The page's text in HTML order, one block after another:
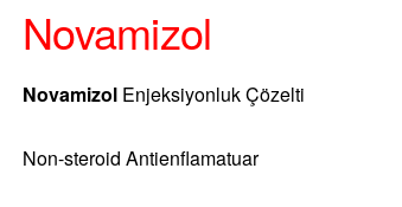
Novamizol
Novamizol Enjeksiyonluk Çözelti
Non-steroid Antienflamatuar